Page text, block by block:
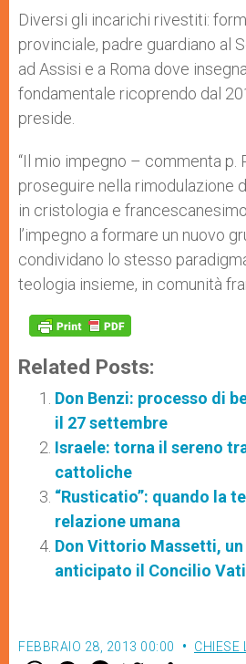
Diversi gli incarichi rivestiti:
provinciale, padre guardiano al
ad Assisi e a Roma dove
fondamentale ricoprendo dal
preside.
“Il mio impegno – commenta p.
proseguire nella rimodulazione
in cristologia e
l’impegno a formare un nuovo
condividano lo stesso
teologia insieme, in comunità
Related Posts:
Don Benzi: processo di
il 27 settembre
Israele: torna il sereno
cattoliche
“Rusticatio”: quando la
relazione umana
Don Vittorio Massetti,
anticipato il Concilio
FEBBRAIO 28, 2013 00:00 CHIESE